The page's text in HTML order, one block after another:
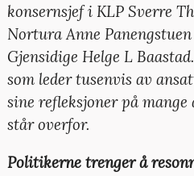
konsernsjef i KLP Sverre
Nortura Anne
Gjensidige Helge L
som leder tusenvis av
sine refleksjoner på
står overfor.
Politikerne trenger å